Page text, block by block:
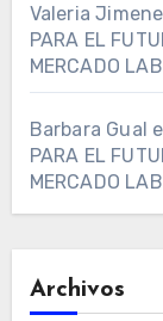
Valeria
PARA EL
MERCADO
Barbara Gual
PARA EL
MERCADO
Archivos